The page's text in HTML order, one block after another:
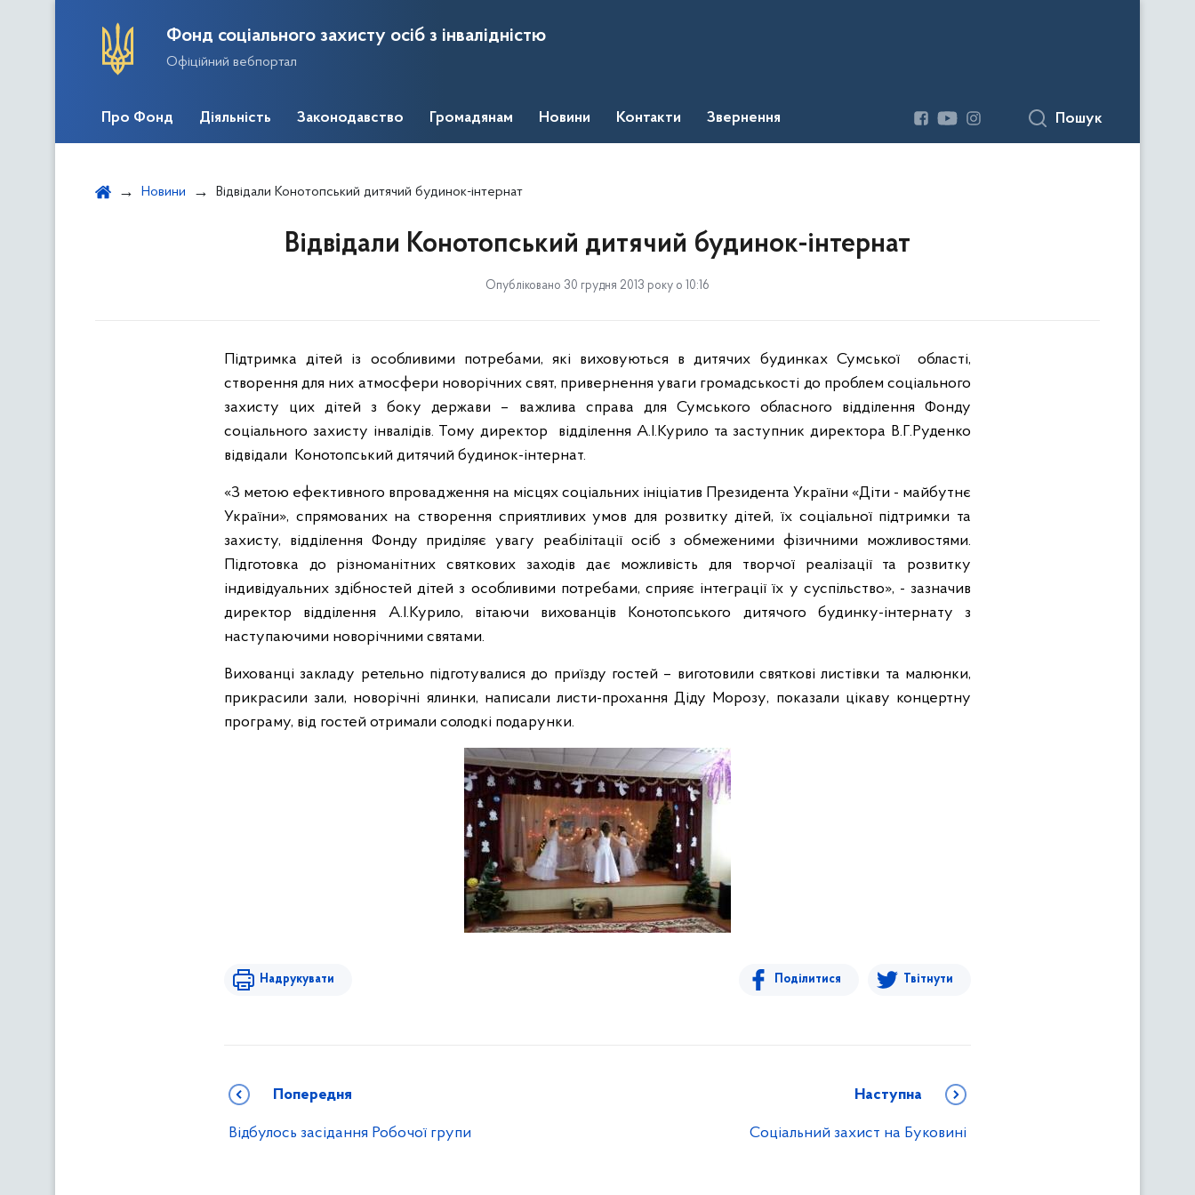
Фонд соціального захисту осіб з інвалідністю
Офіційний вебпортал
Про Фонд Діяльність Законодавство Громадянам Новини Контакти Звернення Пошук
Новини Відвідали Конотопський дитячий будинок-інтернат
Відвідали Конотопський дитячий будинок-інтернат
Опубліковано 30 грудня 2013 року о 10:16
Підтримка дітей із особливими потребами, які виховуються в дитячих будинках Сумської
області,
створення для них атмосфери новорічних свят, привернення уваги громадськості до проблем соціального
захисту цих дітей з боку держави – важлива справа для Сумського обласного відділення Фонду
соціального захисту інвалідів. Томудиректор
відділення А.І.Курило та заступник директора В.Г.Руденко
відвідали Конотопський дитячий будинок-інтернат.
«З метою ефективного впровадження на місцях соціальних ініціатив Президента України «Діти - майбутнє
України», спрямованих на створення сприятливих умов для розвитку дітей, їх соціальної підтримки та
захисту, відділення Фонду приділяє увагу реабілітації осіб з обмеженими фізичними можливостями.
Підготовка до різноманітних святкових заходів дає можливість для творчої реалізації та розвитку
індивідуальних здібностей дітей з особливими потребами, сприяє інтеграції їх у суспільство», - зазначив
директор відділення А.І.Курило, вітаючи вихованців Конотопського дитячого будинку-інтернату з
наступаючими новорічними святами.
Вихованці закладу ретельно підготувалися до приїзду гостей – виготовили святкові листівки та малюнки,
прикрасили зали, новорічні ялинки, написали листи-проханняДіду Морозу, показали цікаву концертну
програму, від гостей отримали солодкі подарунки.
Надрукувати Поділитися Твітнути
Попередня
Відбулось засідання Робочої групи
Наступна
Соціальний захист на Буковині